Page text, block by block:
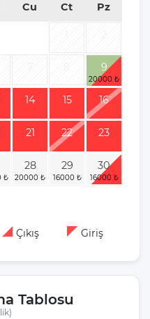
Cu Ct Pz
9
14 15 16
21 22 23
28 29 30
Çıkış Giriş
Tablosu